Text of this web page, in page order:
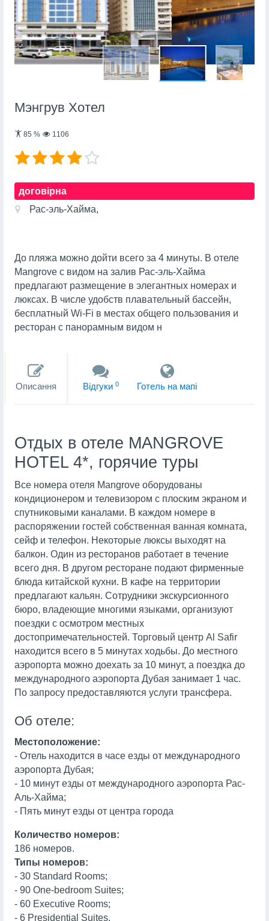
Мэнгрув Хотел
85 % 1106
договірна
Рас-эль-Хайма,
До пляжа можно дойти всего за 4 минуты. В отеле
Mangrove с видом на залив Рас-эль-Хайма
предлагают размещение в элегантных номерах и
люксах. В числе удобств плавательный бассейн,
бесплатный Wi-Fi в местах общего пользования и
ресторан с панорамным видом н
Описання Вiдгуки 0 Готель на мапi
Отдых в отеле MANGROVE
HOTEL 4*, горячие туры
Все номера отеля Mangrove оборудованы
кондиционером и телевизором с плоским экраном и
спутниковыми каналами. В каждом номере в
распоряжении гостей собственная ванная комната,
сейф и телефон. Некоторые люксы выходят на
балкон. Один из ресторанов работает в течение
всего дня. В другом ресторане подают фирменные
блюда китайской кухни. В кафе на территории
предлагают кальян. Сотрудники экскурсионного
бюро, владеющие многими языками, организуют
поездки с осмотром местных
достопримечательностей. Торговый центр Al Safir
находится всего в 5 минутах ходьбы. До местного
аэропорта можно доехать за 10 минут, а поездка до
международного аэропорта Дубая занимает 1 час.
По запросу предоставляются услуги трансфера.
Об отеле:
Местоположение:
- Отель находится в часе езды от международного
аэропорта Дубая;
- 10 минут езды от международного аэропорта Рас-
Аль-Хайма;
- Пять минут езды от центра города
Количество номеров:
186 номеров.
Типы номеров:
- 30 Standard Rooms;
- 90 One-bedroom Suites;
- 60 Executive Rooms;
- 6 Presidential Suites.